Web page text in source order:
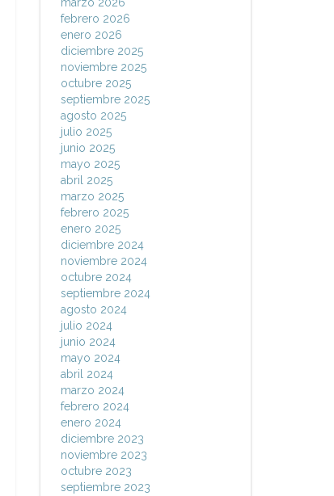
febrero 2026
enero 2026
diciembre 2025
noviembre 2025
octubre 2025
septiembre 2025
agosto 2025
julio 2025
junio 2025
mayo 2025
abril 2025
marzo 2025
febrero 2025
enero 2025
diciembre 2024
noviembre 2024
octubre 2024
septiembre 2024
agosto 2024
julio 2024
junio 2024
mayo 2024
abril 2024
marzo 2024
febrero 2024
enero 2024
diciembre 2023
noviembre 2023
octubre 2023
septiembre 2023